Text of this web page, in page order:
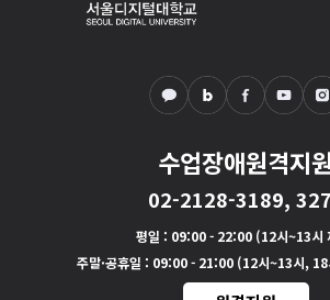
수업장애원격지원
02-2128-3189,
평일 : 09:00 - 22:00 (12시~13시
주말·공휴일 : 09:00 - 21:00 (12시~13시, 18